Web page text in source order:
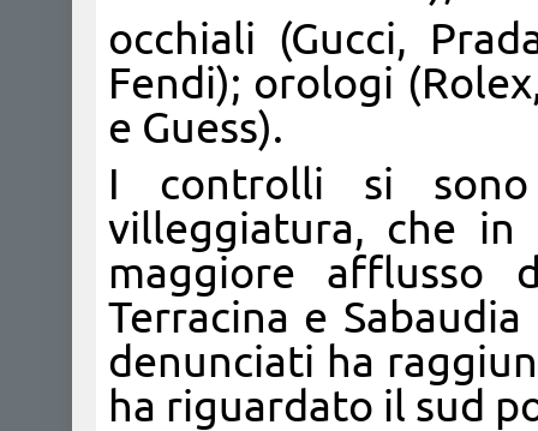
occhiali (Gucci,
Fendi); orologi
e Guess).
I controlli si
villeggiatura, che
maggiore afflusso
Terracina e
denunciati ha
ha riguardato il sud